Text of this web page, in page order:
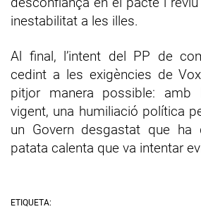
inestabilitat a les illes.
Al final, l’intent del PP de
cedint a les exigències de
pitjor manera possible: amb
vigent, una humiliació política
un Govern desgastat que ha
patata calenta que va intentar
ETIQUETA: